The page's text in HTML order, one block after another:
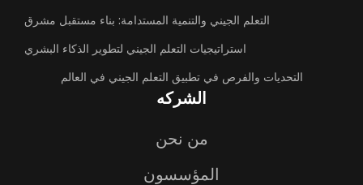
التعلم الجيني والتنمية المستدامة: بناء مستقبل مشرق
استراتيجيات التعلم الجيني لتطوير الذكاء البشري
التحديات والفرص في تطبيق التعلم الجيني في العالم
الشركه
من نحن
المؤسسون